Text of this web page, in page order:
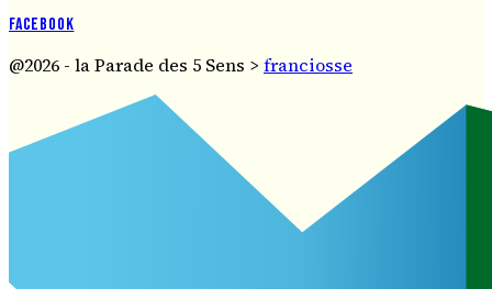
Facebook
@2026 - la Parade des 5 Sens > franciosse